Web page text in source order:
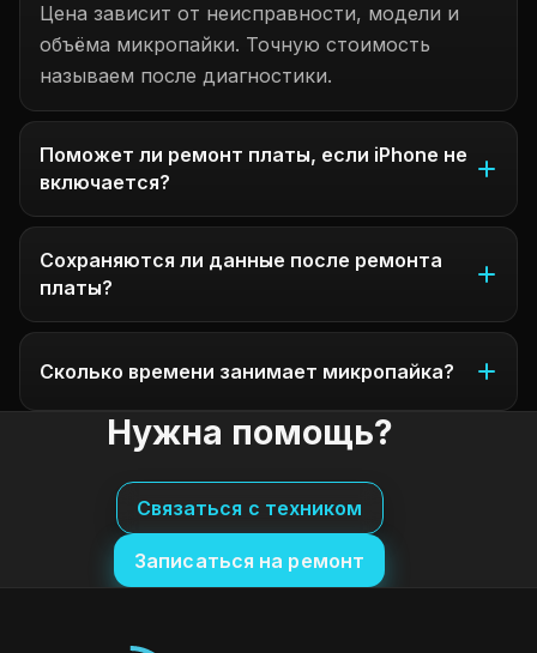
Цена зависит от неисправности, модели и
объёма микропайки. Точную стоимость
называем после диагностики.
Поможет ли ремонт платы, если iPhone не
включается?
Сохраняются ли данные после ремонта
платы?
Сколько времени занимает микропайка?
Нужна помощь?
Связаться с техником
Записаться на ремонт